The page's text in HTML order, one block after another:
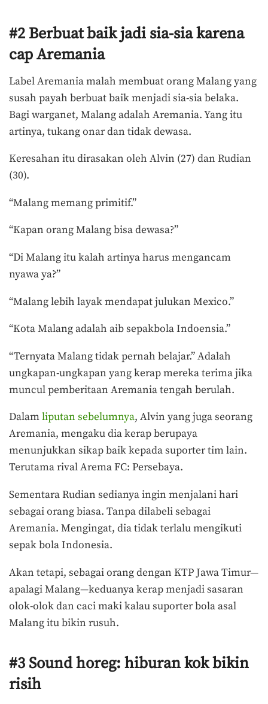
#2 Berbuat baik jadi sia-sia karena
cap Aremania
Label Aremania malah membuat orang Malang yang
susah payah berbuat baik menjadi sia-sia belaka.
Bagi warganet, Malang adalah Aremania. Yang itu
artinya, tukang onar dan tidak dewasa.
Keresahan itu dirasakan oleh Alvin (27) dan Rudian
(30).
“Malang memang primitif.”
“Kapan orang Malang bisa dewasa?”
“Di Malang itu kalah artinya harus mengancam
nyawa ya?”
“Malang lebih layak mendapat julukan Mexico.”
“Kota Malang adalah aib sepakbola Indoensia.”
“Ternyata Malang tidak pernah belajar.” Adalah
ungkapan-ungkapan yang kerap mereka terima jika
muncul pemberitaan Aremania tengah berulah.
Dalamliputan sebelumnya, Alvin yang juga seorang
Aremania, mengaku dia kerap berupaya
menunjukkan sikap baik kepada suporter tim lain.
Terutama rival Arema FC: Persebaya.
Sementara Rudian sedianya ingin menjalani hari
sebagai orang biasa. Tanpa dilabeli sebagai
Aremania. Mengingat, dia tidak terlalu mengikuti
sepak bola Indonesia.
Akan tetapi, sebagai orang dengan KTP Jawa Timur—
apalagi Malang—keduanya kerap menjadi sasaran
olok-olok dan caci maki kalau suporter bola asal
Malang itu bikin rusuh.
#3 Sound horeg: hiburan kok bikin
risih